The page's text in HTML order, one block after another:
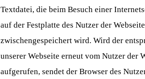
Textdatei, die beim Besuch einer
auf der Festplatte des Nutzer der Webseite
zwischengespeichert wird. Wird der
unserer Webseite erneut vom Nutzer der
aufgerufen, sendet der Browser des